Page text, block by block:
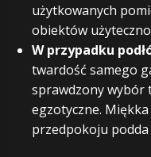
użytkowanych
obiektów
W przypadku
twardość samego
sprawdzony wybór
egzotyczne.
przedpokoju